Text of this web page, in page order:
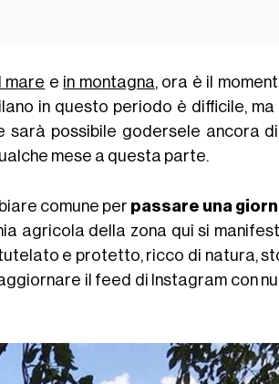
mare e in montagna, ora è il
in questo periodo è difficile, ma
sarà possibile godersele ancora
mese a questa parte.
comune per passare una
agricola della zona qui si
e protetto, ricco di natura,
il feed di Instagram con